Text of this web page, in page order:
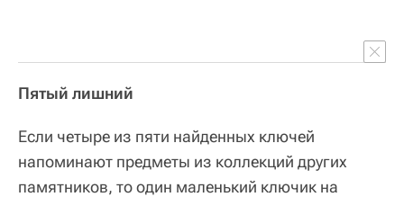
Пятый лишний
Если четыре из пяти найденных ключей
напоминают предметы из коллекций других
памятников, то один маленький ключик на